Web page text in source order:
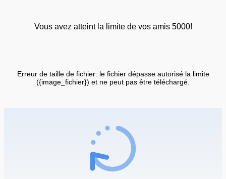
Vous avez atteint la limite de vos amis 5000!
Erreur de taille de fichier: le fichier dépasse autorisé la limite
({image_fichier}) et ne peut pas être téléchargé.